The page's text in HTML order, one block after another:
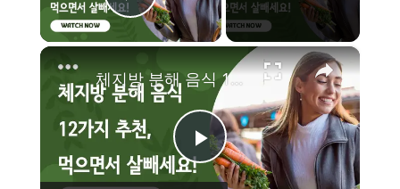
Play Video
×
P
체지방 분해 음식 12가지 추천, 먹으면서 살빼세요!